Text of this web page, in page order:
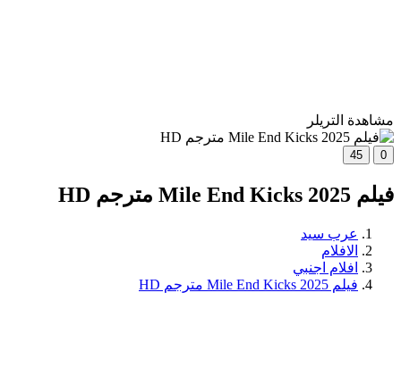
مشاهدة التريلر
0
45
فيلم Mile End Kicks 2025 مترجم HD
عرب سيد
الافلام
افلام اجنبي
فيلم Mile End Kicks 2025 مترجم HD